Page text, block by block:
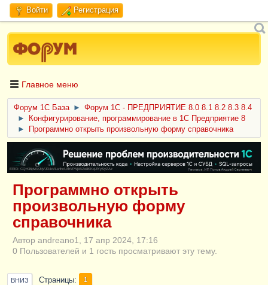
Войти Регистрация
Главное меню
Форум 1C База ►
Форум 1С - ПРЕДПРИЯТИЕ 8.0 8.1 8.2 8.3 8.4
►
Конфигурирование, программирование в 1С Предприятие 8
►
Программно открыть произвольную форму справочника
ERID: CQH36pWzJqVJD4xVLsnhcU4hVPNjkBZe8KKxjJiYySyZAz
Программно открыть
произвольную форму
справочника
Автор andreano1, 17 апр 2024, 17:16
0 Пользователей и 1 гость просматривают эту тему.
ВНИЗ Страницы 1